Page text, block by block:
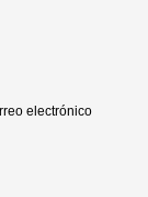
electrónico